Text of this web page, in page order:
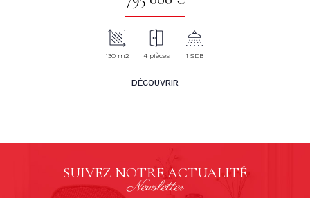
130 m2 4 pièces 1 SDB
DÉCOUVRIR
SUIVEZ NOTRE ACTUALITÉ
Newsletter